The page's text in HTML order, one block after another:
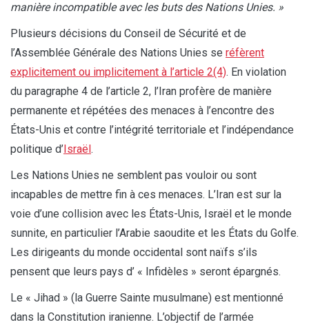
manière incompatible avec les buts des Nations Unies. »
Plusieurs décisions du Conseil de Sécurité et de
l’Assemblée Générale des Nations Unies se réfèrent
explicitement ou implicitement à l’article 2(4). En violation
du paragraphe 4 de l’article 2, l’Iran profère de manière
permanente et répétées des menaces à l’encontre des
États-Unis et contre l’intégrité territoriale et l’indépendance
politique d’Israël.
Les Nations Unies ne semblent pas vouloir ou sont
incapables de mettre fin à ces menaces. L’Iran est sur la
voie d’une collision avec les États-Unis, Israël et le monde
sunnite, en particulier l’Arabie saoudite et les États du Golfe.
Les dirigeants du monde occidental sont naïfs s’ils
pensent que leurs pays d’ « Infidèles » seront épargnés.
Le « Jihad » (la Guerre Sainte musulmane) est mentionné
dans la Constitution iranienne. L’objectif de l’armée